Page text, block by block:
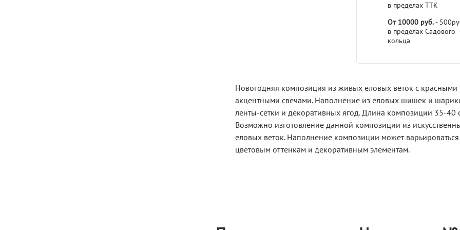
в пределах ТТК
От 10000 руб.-
в пределах Садового
кольца
Новогодняя композиция из живых еловых веток с красными
акцентными свечами. Наполнение из еловых шишек и
ленты-сетки и декоративных ягод. Длина композиции 35-40
Возможно изготовление данной композиции из
еловых веток. Наполнение композиции может
цветовым оттенкам и декоративным элементам.